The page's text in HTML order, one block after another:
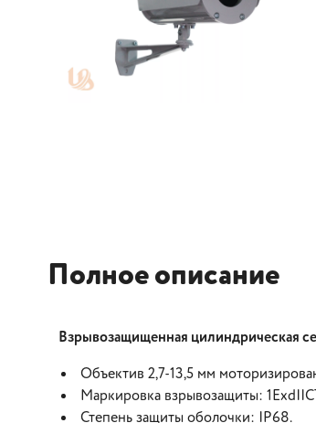
Полное описание
Взрывозащищенная цилиндрическая
Объектив 2,7-13,5 мм
Маркировка взрывозащиты:
Степень защиты оболочки: IP68.